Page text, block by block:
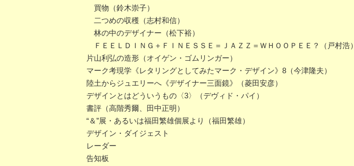
買物（鈴木崇子）
二つめの収穫（志村和信）
林の中のデザイナー（松下裕）
ＦＥＥＬＤＩＮＧ＋ＦＩＮＥＳＳＥ＝ＪＡＺＺ＝ＷＨＯＯＰＥＥ？（戸村浩）
片山利弘の造形（オイゲン・ゴムリンガー）
マーク考現学《レタリングとしてみたマーク・デザイン》8（今津隆夫）
陸土からジュエリーへ《デザイナー三面鏡》（菱田安彦）
デザインとはどういうもの〈3〉（デヴィド・パイ）
書評（高階秀爾、田中正明）
“＆”展・あるいは福田繁雄個展より（福田繁雄）
デザイン・ダイジェスト
レーダー
告知板